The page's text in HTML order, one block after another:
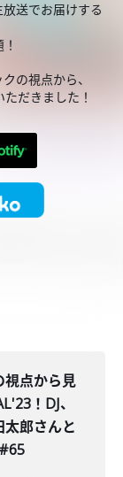
送でお届けする
の視点から、
だきました！
視点から見
！DJ、
郎さんと